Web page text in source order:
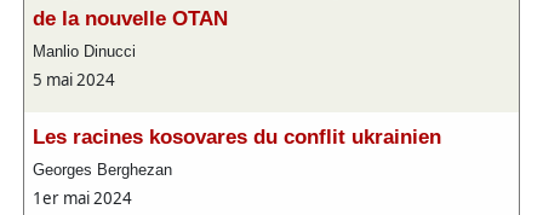
de la nouvelle OTAN
Manlio Dinucci
5 mai 2024
Les racines kosovares du conflit ukrainien
Georges Berghezan
1er mai 2024